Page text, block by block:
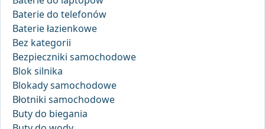
Baterie do telefonów
Baterie łazienkowe
Bez kategorii
Bezpieczniki samochodowe
Blok silnika
Blokady samochodowe
Błotniki samochodowe
Buty do biegania